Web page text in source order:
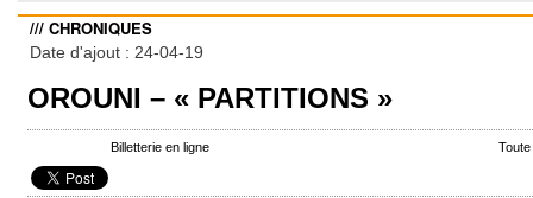
/// CHRONIQUES
Date d'ajout : 24-04-19
OROUNI – « PARTITIONS »
Billetterie en ligne